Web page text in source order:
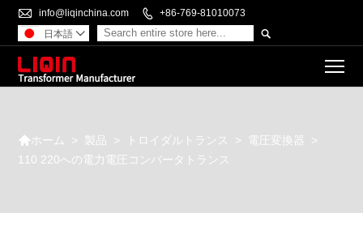
 info@liqinchina.com  +86-769-81010073

日本語 
ホーム > 製品 > トロイダルトランス > 電圧変換器
>
110 220への電力電圧コンバータトランス